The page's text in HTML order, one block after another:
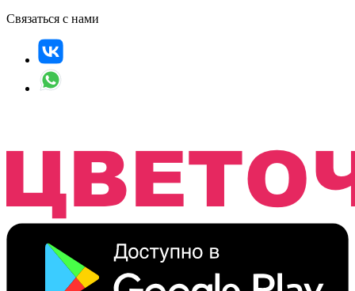
Связаться с нами